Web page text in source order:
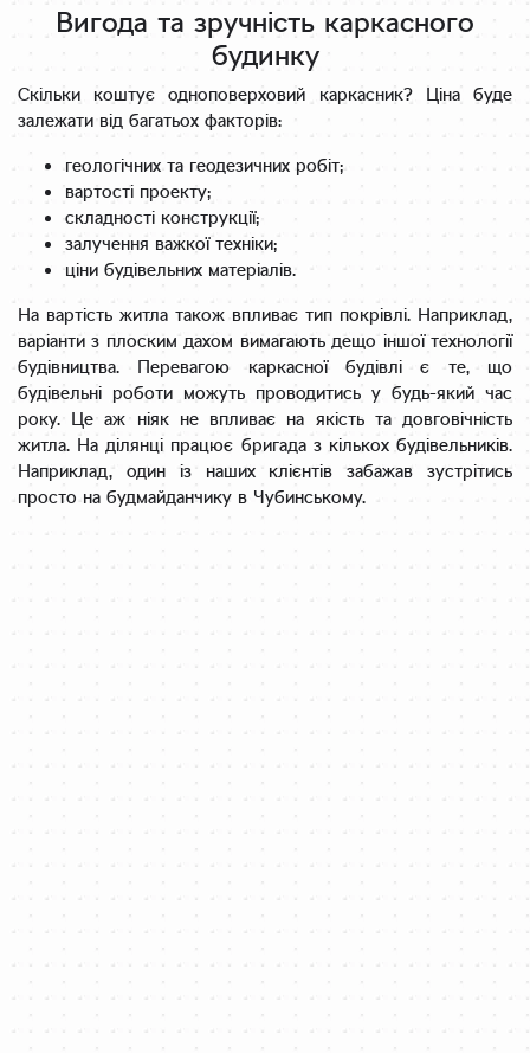
Вигода та зручність каркасного
будинку
Скільки коштує одноповерховий каркасник? Ціна буде
залежати від багатьох факторів:
геологічних та геодезичних робіт;
вартості проекту;
складності конструкції;
залучення важкої техніки;
ціни будівельних матеріалів.
На вартість житла також впливає тип покрівлі. Наприклад,
варіанти з плоским дахом вимагають дещо іншої технології
будівництва. Перевагою каркасної будівлі є те, що
будівельні роботи можуть проводитись у будь-який час
року. Це аж ніяк не впливає на якість та довговічність
житла. На ділянці працює бригада з кількох будівельників.
Наприклад, один із наших клієнтів забажав зустрітись
просто на будмайданчику в Чубинському.